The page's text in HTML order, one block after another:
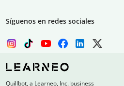
Síguenos en redes sociales
Quillbot, a Learneo, Inc. business